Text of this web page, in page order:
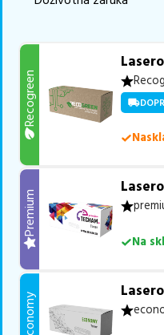
Recogreen
Premium
Na
Economy